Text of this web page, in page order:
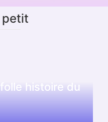
petit
histoire du